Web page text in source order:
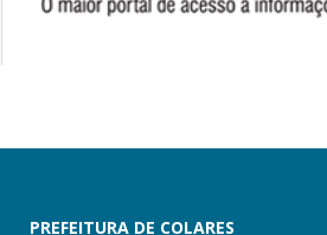
PREFEITURA DE COLARES